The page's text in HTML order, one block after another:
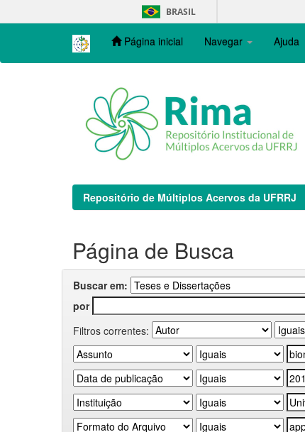
navigation
BRASIL
Página inicial Navegar Ajuda
Repositório de Múltiplos Acervos da UFRRJ
Página de Busca
Buscar em:
por
Filtros correntes: